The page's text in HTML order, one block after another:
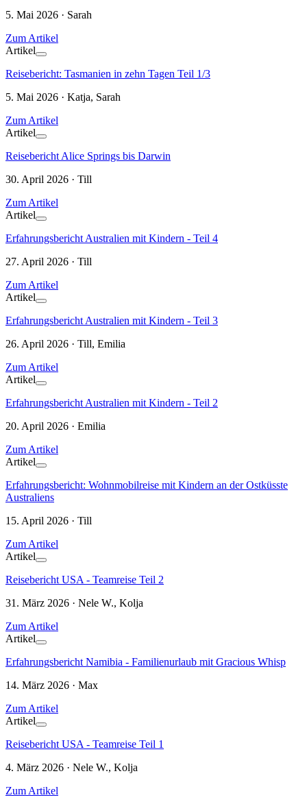
5. Mai 2026 · Sarah
Zum Artikel
Artikel
Reisebericht: Tasmanien in zehn Tagen Teil 1/3
5. Mai 2026 · Katja, Sarah
Zum Artikel
Artikel
Reisebericht Alice Springs bis Darwin
30. April 2026 · Till
Zum Artikel
Artikel
Erfahrungsbericht Australien mit Kindern - Teil 4
27. April 2026 · Till
Zum Artikel
Artikel
Erfahrungsbericht Australien mit Kindern - Teil 3
26. April 2026 · Till, Emilia
Zum Artikel
Artikel
Erfahrungsbericht Australien mit Kindern - Teil 2
20. April 2026 · Emilia
Zum Artikel
Artikel
Erfahrungsbericht: Wohnmobilreise mit Kindern an der Ostküsste
Australiens
15. April 2026 · Till
Zum Artikel
Artikel
Reisebericht USA - Teamreise Teil 2
31. März 2026 · Nele W., Kolja
Zum Artikel
Artikel
Erfahrungsbericht Namibia - Familienurlaub mit Gracious Whisp
14. März 2026 · Max
Zum Artikel
Artikel
Reisebericht USA - Teamreise Teil 1
4. März 2026 · Nele W., Kolja
Zum Artikel